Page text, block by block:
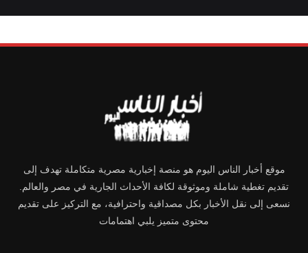
موقع أخبار الناس اليوم هو منصة إخبارية مصرية متكاملة تهدف إلى
تقديم تغطية شاملة وموثوقة لكافة الأحداث الجارية في مصر والعالم.
نسعى إلى نقل الأخبار بكل مصداقية واحترافية، مع التركيز على تقديم
محتوى متميز يلبي اهتمامات